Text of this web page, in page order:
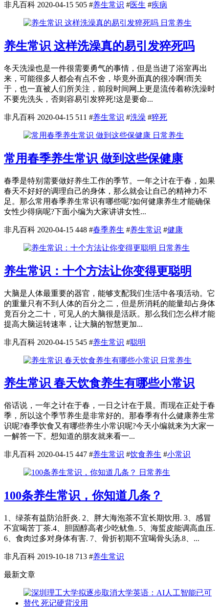
非凡百科 2020-04-15 505 #养生常识 #医生 #疾病
日常养生
养生常识 这样洗澡真的易引发猝死吗
冬天洗澡也是一件很需要勇气的事情，但是当进了浴室再出
来，可能很多人都会有点不舍，毕竟外面真的很冷啊!而关
于，也一直被人们所关注，前段时间网上更是流传着称洗澡时
不要先洗头，否则容易引发猝死!这是要命...
非凡百科 2020-04-15 511 #养生常识 #洗澡 #猝死
日常养生
常用春季养生常识 做到这些保健康
春季是特别需要做好养生工作的季节。一年之计在于春，如果
春天不好好的调理自己的身体，那么就会让自己的精神力不
足。那么常用春季养生常识有哪些呢?如何健康养生才能确保
女性少得病呢?下面小编为大家讲讲女性...
非凡百科 2020-04-15 448 #春季养生 #养生常识 #健康
日常养生
养生常识：十个方法让你变得更聪明
大脑是人体最重要的器官，能够支配我们生活中各项活动。它
的重量只有不到人体的百分之二，但是所消耗的能量却占身体
竟百分之二十，可见人的大脑很是活跃。那么我们怎么样才能
提高大脑运转速率，让大脑的智慧更加...
非凡百科 2020-04-15 545 #养生常识 #聪明
日常养生
养生常识 春天饮食养生有哪些小常识
俗话说，一年之计在于春，一日之计在于晨。而现在正处于春
季，所以这个季节养生是非常好的。那春季有什么健康养生常
识呢?春季饮食又有哪些养生小常识呢?今天小编就来为大家一
一解答一下。想知道的朋友就来看一...
非凡百科 2020-04-15 447 #养生常识 #饮食养生 #小常识
日常养生
100条养生常识，你知道几条？
1、绿茶有益防治肝炎. 2、胖大海泡茶不宜长期饮用. 3、感冒
不宜喝苦丁茶.4、胆固醇高者少吃鱿鱼. 5、海蜇皮能调高血压.
6、食肉过多对身体有害. 7、骨折初期不宜喝骨头汤.8、...
非凡百科 2019-10-18 713 #养生常识
最新文章